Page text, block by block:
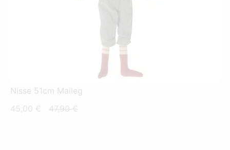
Nisse 51cm Maileg
45,00 €
Nykyinen
47,90€Alkuperäinen